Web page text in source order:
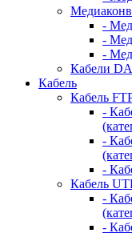
-
-
-
Кабели
Кабель
Кабель
-
-
-
Кабель
-
-